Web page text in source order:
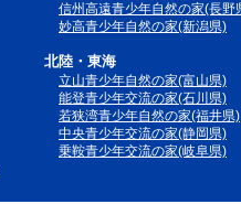
信州高遠青少年自然の家(長野
妙高青少年自然の家(新潟県)
北陸・東海
立山青少年自然の家(富山県)
能登青少年交流の家(石川県)
若狭湾青少年自然の家(福井県)
中央青少年交流の家(静岡県)
乗鞍青少年交流の家(岐阜県)